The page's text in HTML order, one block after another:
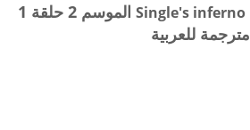
Single's inferno
الموسم 2 حلقة 1
مترجمة للعربية